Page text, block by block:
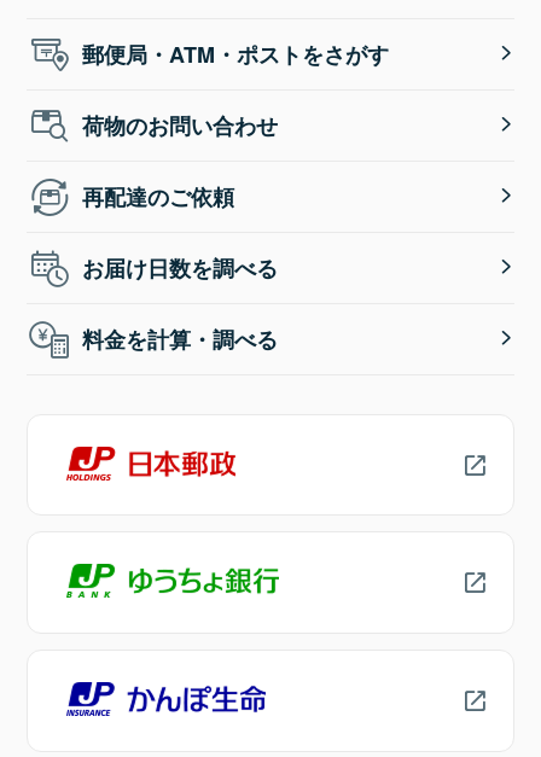
郵便局・ATM・ポストをさがす
荷物のお問い合わせ
再配達のご依頼
お届け日数を調べる
料金を計算・調べる